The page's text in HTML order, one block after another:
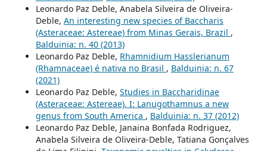
Leonardo Paz Deble, Anabela Silveira de Oliveira-
Deble, An interesting new species of Baccharis
(Asteraceae: Astereae) from Minas Gerais, Brazil ,
Balduinia: n. 40 (2013)
Leonardo Paz Deble, Rhamnidium Hasslerianum
(Rhamnaceae) é nativa no Brasil , Balduinia: n. 67
(2021)
Leonardo Paz Deble, Studies in Baccharidinae
(Asteraceae: Astereae). I: Lanugothamnus a new
genus from South America , Balduinia: n. 37 (2012)
Leonardo Paz Deble, Janaina Bonfada Rodriguez,
Anabela Silveira de Oliveira-Deble, Tatiana Gonçalves